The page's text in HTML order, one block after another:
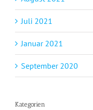
Juli 2021
Januar 2021
September 2020
Kategorien